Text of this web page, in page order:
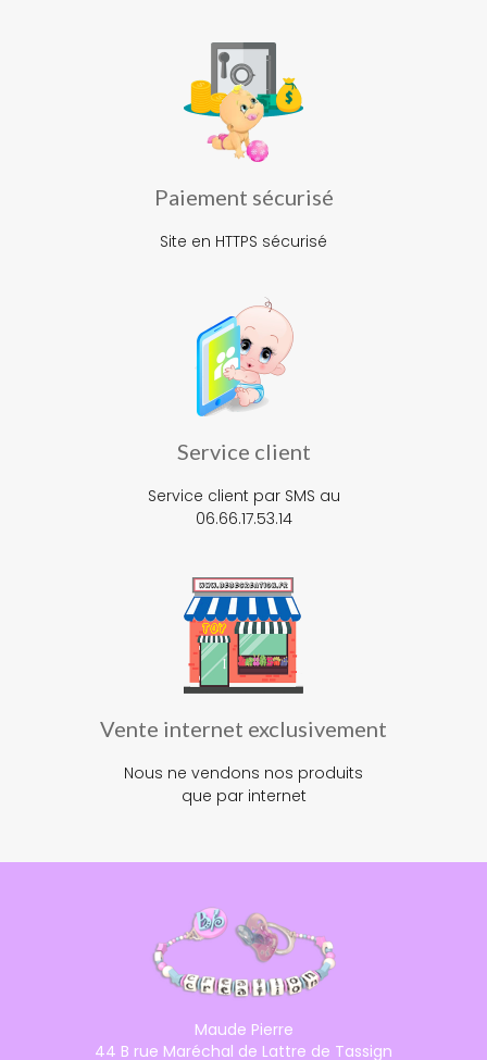
Paiement sécurisé
Site en HTTPS sécurisé
Service client
Service client par SMS au
06.66.17.53.14
Vente internet exclusivement
Nous ne vendons nos produits
que par internet
Maude Pierre
44 B rue Maréchal de Lattre de Tassign